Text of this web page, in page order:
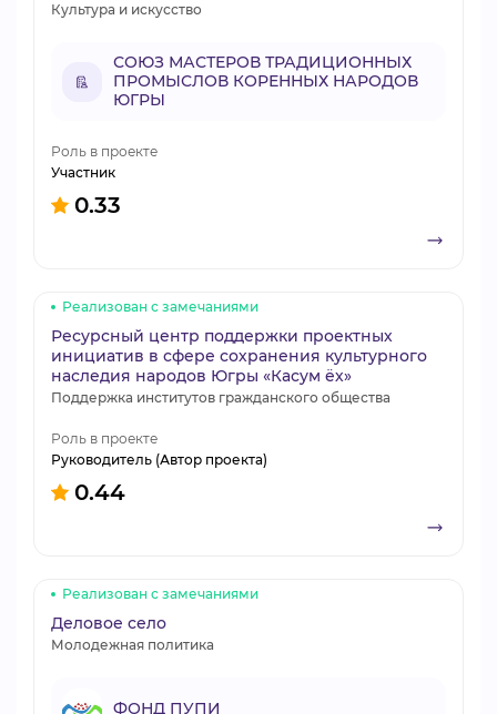
Культура и искусство
СОЮЗ МАСТЕРОВ ТРАДИЦИОННЫХ
ПРОМЫСЛОВ КОРЕННЫХ НАРОДОВ
ЮГРЫ
Роль в проекте
Участник
0.33
Реализован с замечаниями
Ресурсный центр поддержки проектных
инициатив в сфере сохранения культурного
наследия народов Югры «Касум ёх»
Поддержка институтов гражданского общества
Роль в проекте
Руководитель (Автор проекта)
0.44
Реализован с замечаниями
Деловое село
Молодежная политика
ФОНД ПУПИ